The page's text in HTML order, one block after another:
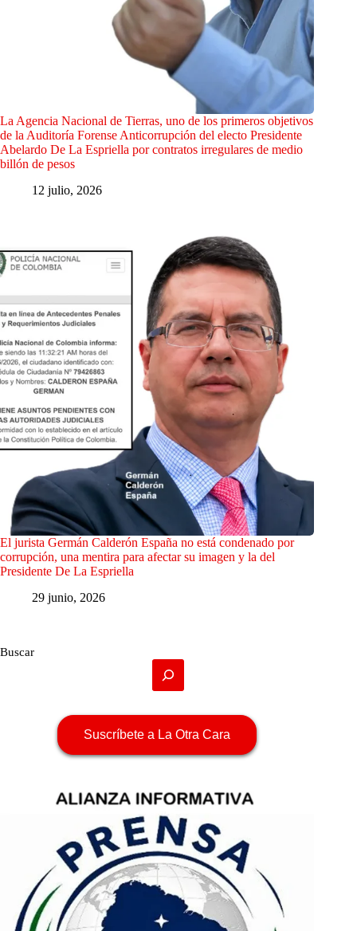
La Agencia Nacional de Tierras, uno de los primeros objetivos
de la Auditoría Forense Anticorrupción del electo Presidente
Abelardo De La Espriella por contratos irregulares de medio
billón de pesos
12 julio, 2026
El jurista Germán Calderón España no está condenado por
corrupción, una mentira para afectar su imagen y la del
Presidente De La Espriella
29 junio, 2026
Buscar
Suscríbete a La Otra Cara